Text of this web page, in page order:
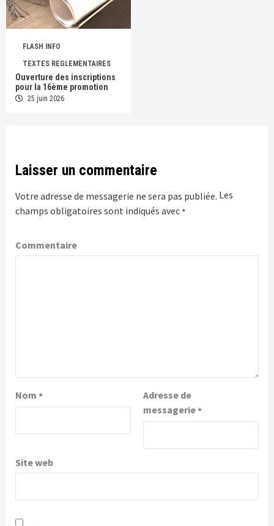
FLASH INFO
TEXTES REGLEMENTAIRES
Ouverture des inscriptions
pour la 16ème promotion
25 juin 2026
Laisser un commentaire
Votre adresse de messagerie ne sera pas publiée. Les
champs obligatoires sont indiqués avec *
Commentaire
Nom *
Adresse de
messagerie*
Site web